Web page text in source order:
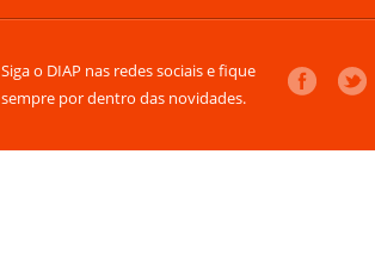
Siga o DIAP nas redes sociais e fique
sempre por dentro das novidades.